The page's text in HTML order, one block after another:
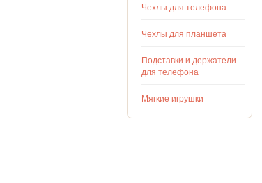
Чехлы для телефона
Чехлы для планшета
Подставки и держатели
для телефона
Мягкие игрушки